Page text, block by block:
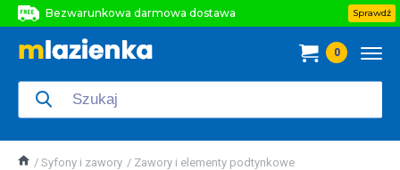
Bezwarunkowa darmowa dostawa
Bezwarunkowa darmowa dostawa
Sprawdź
0
Syfony i zawory Zawory i elementy podtynkowe